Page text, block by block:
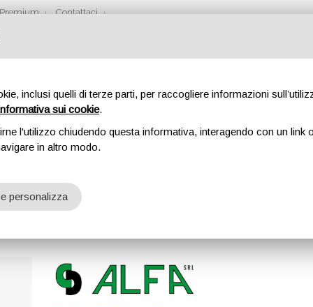
Premium Contattaci
inclusi quelli di terze parti, per raccogliere informazioni
sui cookie.
l'utilizzo chiudendo questa informativa, interagendo con un link
in altro modo.
personalizza